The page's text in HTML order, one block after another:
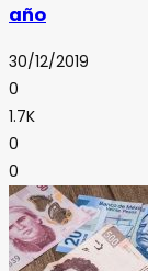
año
30/12/2019
0
1.7K
0
0